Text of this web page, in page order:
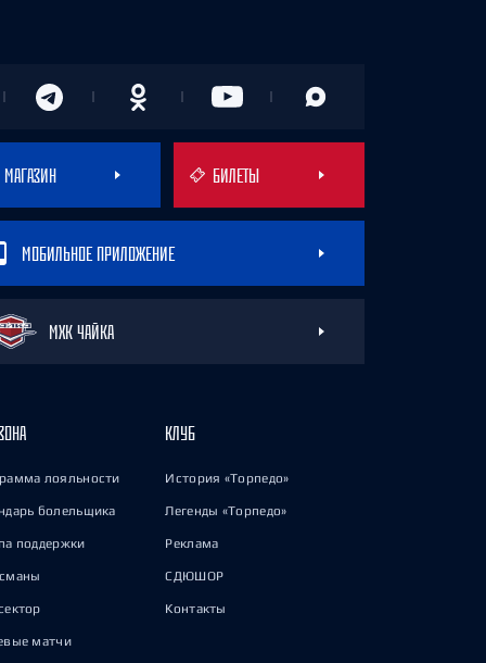
МАГАЗИН БИЛЕТЫ
МОБИЛЬНОЕ ПРИЛОЖЕНИЕ
МХК ЧАЙКА
лояльности
болельщика
поддержки
матчи
КЛУБ
История «Торпедо»
Легенды «Торпедо»
Реклама
СДЮШОР
Контакты